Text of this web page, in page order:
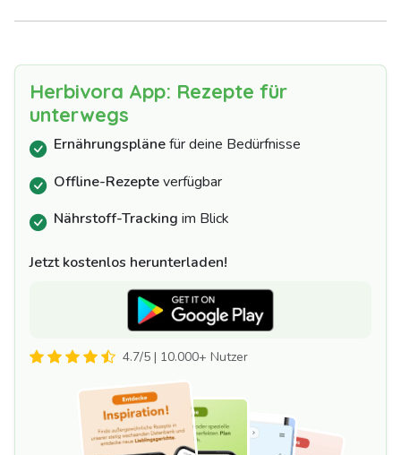
Herbivora App: Rezepte für
unterwegs
Ernährungsplänefür deine Bedürfnisse
Offline-Rezepteverfügbar
Nährstoff-Tracking im Blick
Jetzt kostenlos herunterladen!
4.7/5 | 10.000+ Nutzer